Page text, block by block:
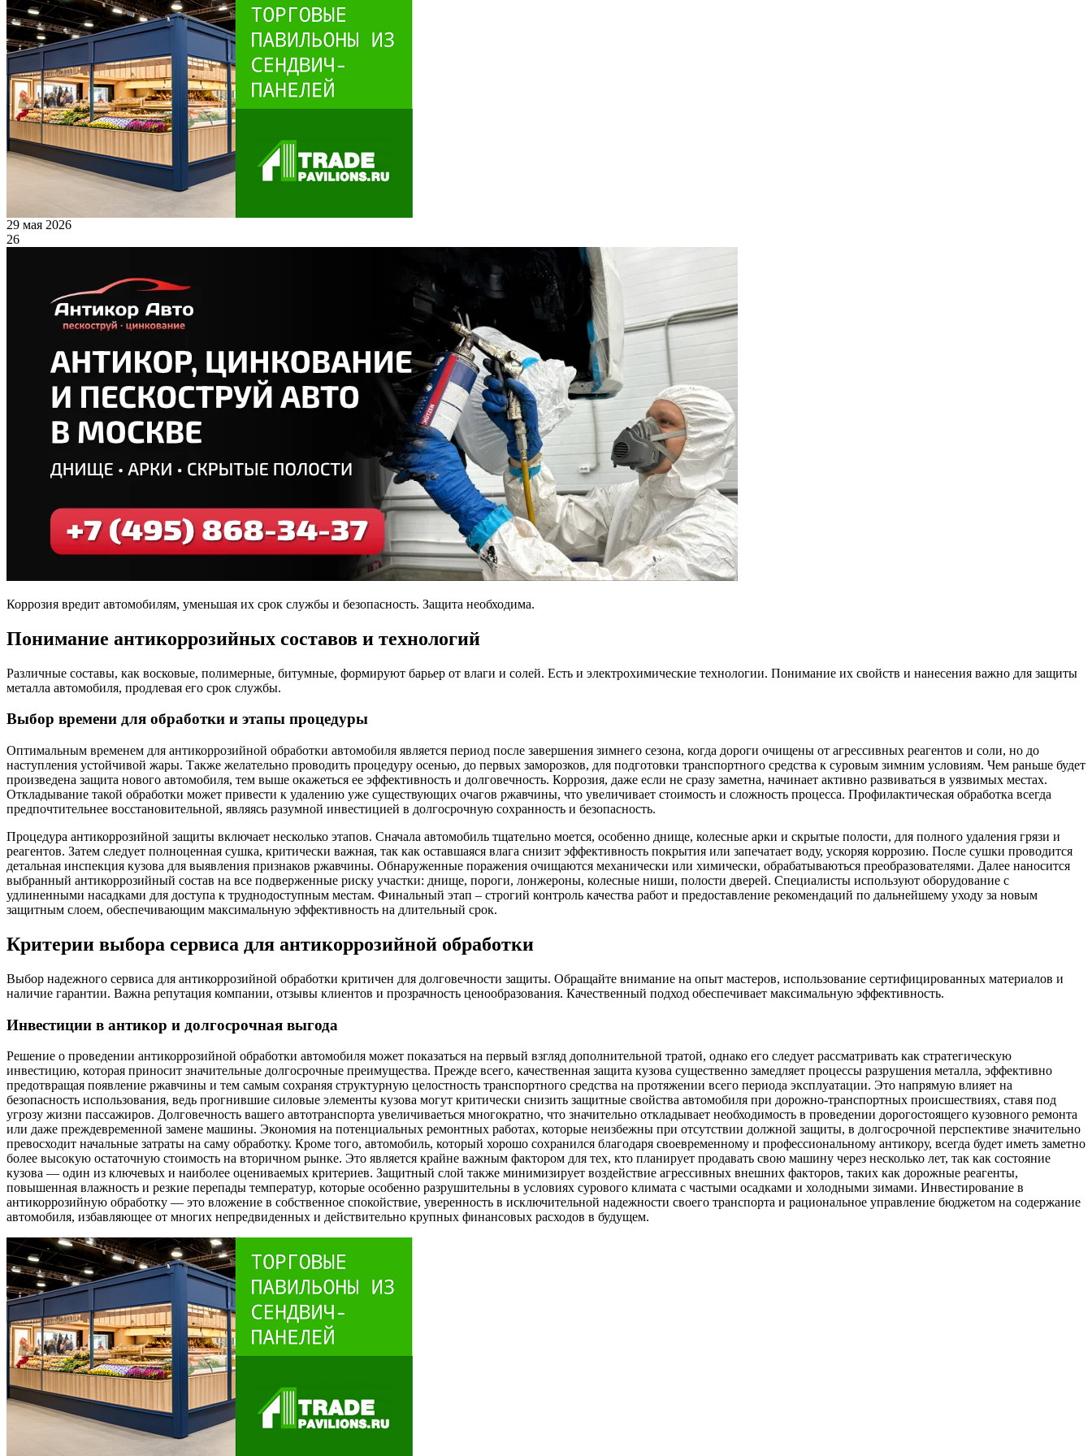
29 мая 2026
26
Коррозия вредит автомобилям, уменьшая их срок службы и безопасность. Защита необходима.
Понимание антикоррозийных составов и технологий
Различные составы, как восковые, полимерные, битумные, формируют барьер от влаги и солей. Есть и электрохимические технологии. Понимание их свойств и нанесения важно для защиты
металла автомобиля, продлевая его срок службы.
Выбор времени для обработки и этапы процедуры
Оптимальным временем для антикоррозийной обработки автомобиля является период после завершения зимнего сезона, когда дороги очищены от агрессивных реагентов и соли, но до
наступления устойчивой жары. Также желательно проводить процедуру осенью, до первых заморозков, для подготовки транспортного средства к суровым зимним условиям. Чем раньше будет
произведена защита нового автомобиля, тем выше окажеться ее эффективность и долговечность. Коррозия, даже если не сразу заметна, начинает активно развиваться в уязвимых местах.
Откладывание такой обработки может привести к удалению уже существующих очагов ржавчины, что увеличивает стоимость и сложность процесса. Профилактическая обработка всегда
предпочтительнее восстановительной, являясь разумной инвестицией в долгосрочную сохранность и безопасность.
Процедура антикоррозийной защиты включает несколько этапов. Сначала автомобиль тщательно моется, особенно днище, колесные арки и скрытые полости, для полного удаления грязи и
реагентов. Затем следует полноценная сушка, критически важная, так как оставшаяся влага снизит эффективность покрытия или запечатает воду, ускоряя коррозию. После сушки проводится
детальная инспекция кузова для выявления признаков ржавчины. Обнаруженные поражения очищаются механически или химически, обрабатываються преобразователями. Далее наносится
выбранный антикоррозийный состав на все подверженные риску участки: днище, пороги, лонжероны, колесные ниши, полости дверей. Специалисты используют оборудование с
удлиненными насадками для доступа к труднодоступным местам. Финальный этап – строгий контроль качества работ и предоставление рекомендаций по дальнейшему уходу за новым
защитным слоем, обеспечивающим максимальную эффективность на длительный срок.
Критерии выбора сервиса для антикоррозийной обработки
Выбор надежного сервиса для антикоррозийной обработки критичен для долговечности защиты. Обращайте внимание на опыт мастеров, использование сертифицированных материалов и
наличие гарантии. Важна репутация компании, отзывы клиентов и прозрачность ценообразования. Качественный подход обеспечивает максимальную эффективность.
Инвестиции в антикор и долгосрочная выгода
Решение о проведении антикоррозийной обработки автомобиля может показаться на первый взгляд дополнительной тратой, однако его следует рассматривать как стратегическую
инвестицию, которая приносит значительные долгосрочные преимущества. Прежде всего, качественная защита кузова существенно замедляет процессы разрушения металла, эффективно
предотвращая появление ржавчины и тем самым сохраняя структурную целостность транспортного средства на протяжении всего периода эксплуатации. Это напрямую влияет на
безопасность использования, ведь прогнившие силовые элементы кузова могут критически снизить защитные свойства автомобиля при дорожно-транспортных происшествиях, ставя под
угрозу жизни пассажиров. Долговечность вашего автотранспорта увеличиваеться многократно, что значительно откладывает необходимость в проведении дорогостоящего кузовного ремонта
или даже преждевременной замене машины. Экономия на потенциальных ремонтных работах, которые неизбежны при отсутствии должной защиты, в долгосрочной перспективе значительно
превосходит начальные затраты на саму обработку. Кроме того, автомобиль, который хорошо сохранился благодаря своевременному и профессиональному антикору, всегда будет иметь заметно
более высокую остаточную стоимость на вторичном рынке. Это является крайне важным фактором для тех, кто планирует продавать свою машину через несколько лет, так как состояние
кузова — один из ключевых и наиболее оцениваемых критериев. Защитный слой также минимизирует воздействие агрессивных внешних факторов, таких как дорожные реагенты,
повышенная влажность и резкие перепады температур, которые особенно разрушительны в условиях сурового климата с частыми осадками и холодными зимами. Инвестирование в
антикоррозийную обработку — это вложение в собственное спокойствие, уверенность в исключительной надежности своего транспорта и рациональное управление бюджетом на содержание
автомобиля, избавляющее от многих непредвиденных и действительно крупных финансовых расходов в будущем.